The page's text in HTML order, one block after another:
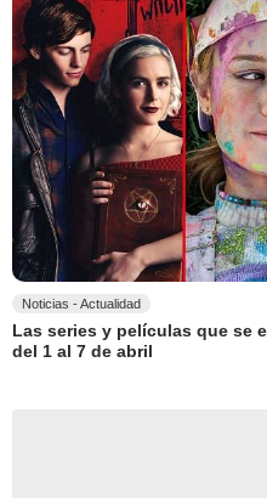
Noticias - Actualidad
Las series y películas que se
del 1 al 7 de abril